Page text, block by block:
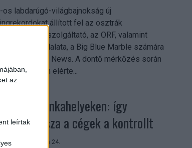
az
leírtak
os labdarúgó-világbajnokság új
állított fel az osztrák
műsorszolgáltató, az ORF, valamint
leányvállalata, a Big Blue Marble számára
Broadband TV News. A döntő mérkőzés során
nézőszám elérte...
AI a munkahelyeken: így
vissza a cégek a kontrollt
2026. július 24.